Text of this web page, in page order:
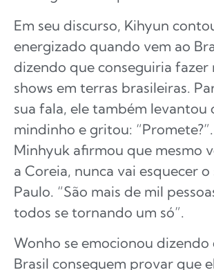
Em seu discurso, Kihyun
energizado quando vem ao
dizendo que conseguiria fazer
shows em terras brasileiras.
sua fala, ele também levantou
mindinho e gritou:
Minhyuk afirmou que mesmo
a Coreia, nunca vai esquecer o
Paulo. “São mais de mil
todos se tornando um só”.
Wonho se emocionou dizendo
Brasil conseguem provar que